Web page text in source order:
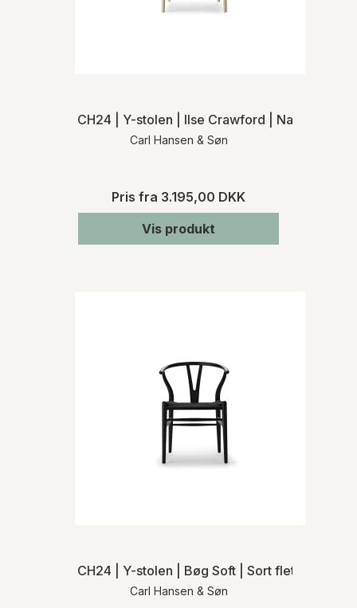
CH24 | Y-stolen | Ilse Crawford | Naturflet |
Carl Hansen & Søn
Pris fra 3.195,00 DKK
Vis produkt
CH24 | Y-stolen | Bøg Soft | Sort flet
Carl Hansen & Søn